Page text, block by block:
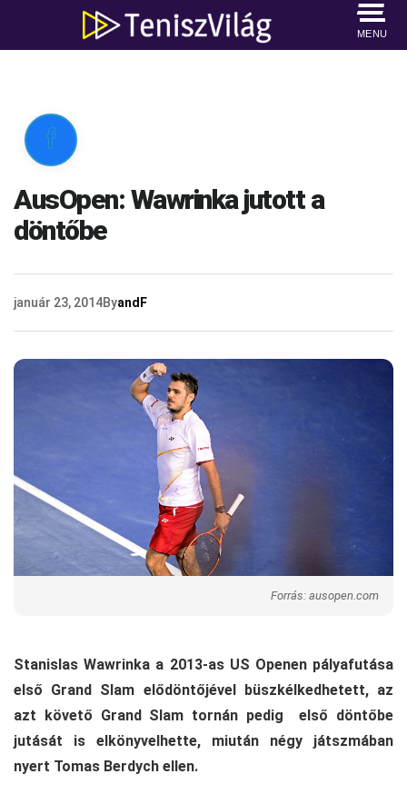
MENU

AusOpen: Wawrinka jutott a
döntőbe
január 23, 2014ByandF
Forrás: ausopen.com
Stanislas Wawrinka a 2013-as US Openen pályafutása
első Grand Slam elődöntőjével büszkélkedhetett, az
azt követő Grand Slam tornán pedig első döntőbe
jutását is elkönyvelhette, miután négy játszmában
nyert Tomas Berdych ellen.